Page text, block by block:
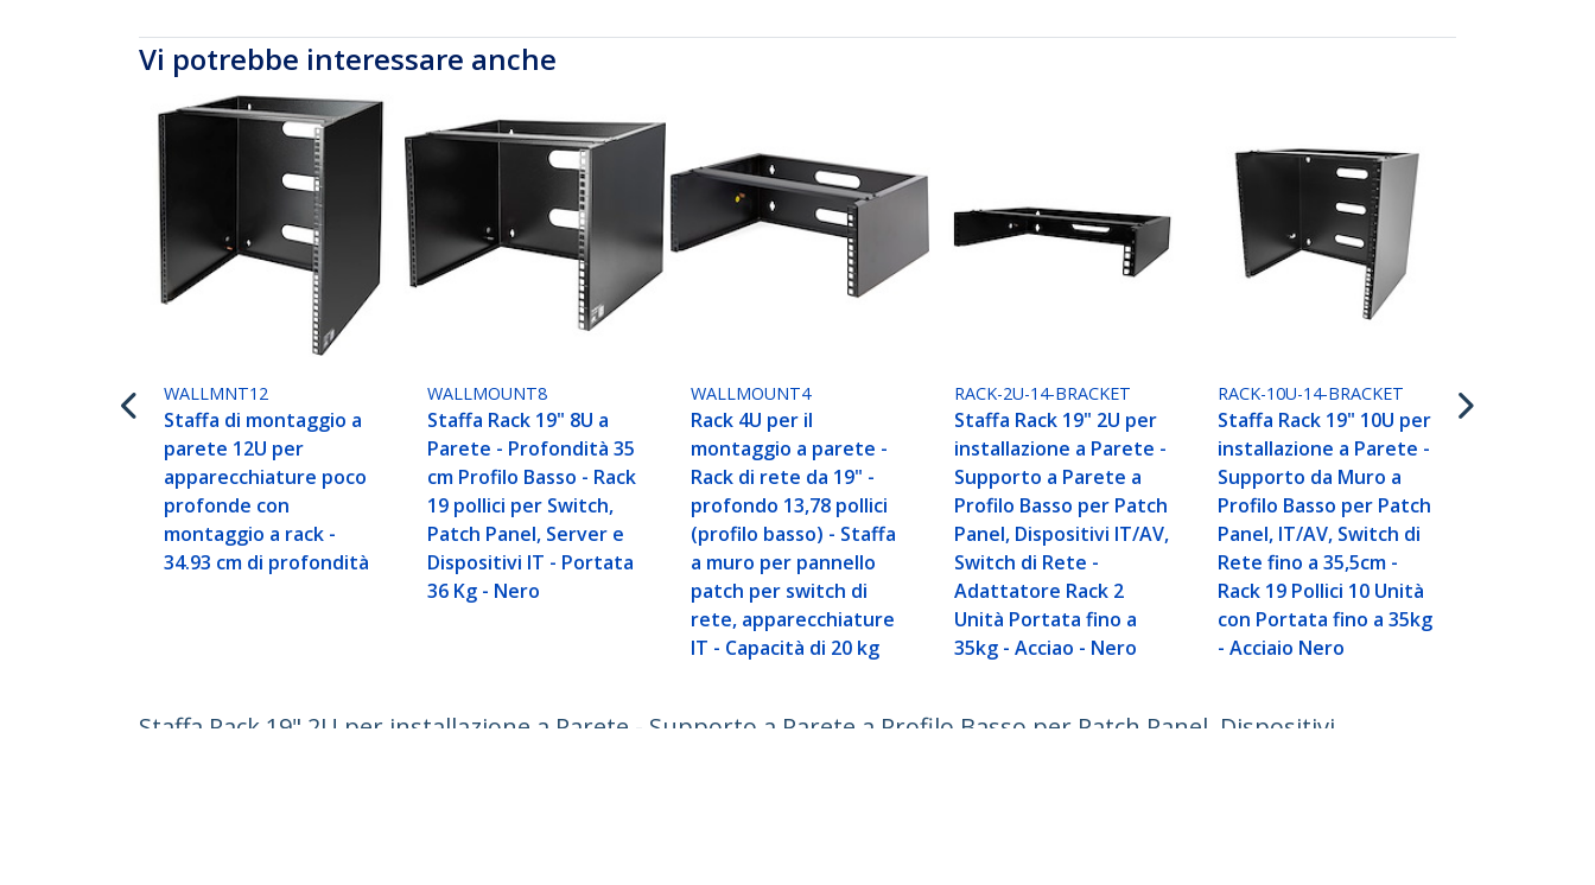
Vi potrebbe interessare anche
WALLMNT12
Staffa di montaggio a
parete 12U per
apparecchiature poco
profonde con
montaggio a rack -
34.93 cm di profondità
WALLMOUNT8
Staffa Rack 19" 8U a
Parete - Profondità 35
cm Profilo Basso - Rack
19 pollici per Switch,
Patch Panel, Server e
Dispositivi IT - Portata
36 Kg - Nero
WALLMOUNT4
Rack 4U per il
montaggio a parete -
Rack di rete da 19" -
profondo 13,78 pollici
(profilo basso) - Staffa
a muro per pannello
patch per switch di
rete, apparecchiature
IT - Capacità di 20 kg
RACK-2U-14-BRACKET
Staffa Rack 19" 2U per
installazione a Parete -
Supporto a Parete a
Profilo Basso per Patch
Panel, Dispositivi IT/AV,
Switch di Rete -
Adattatore Rack 2
Unità Portata fino a
35kg - Acciao - Nero
RACK-10U-14-BRACKET
Staffa Rack 19" 10U per
installazione a Parete -
Supporto da Muro a
Profilo Basso per Patch
Panel, IT/AV, Switch di
Rete fino a 35,5cm -
Rack 19 Pollici 10 Unità
con Portata fino a 35kg
- Acciaio Nero
Staffa Rack 19" 2U per installazione a Parete - Supporto a Parete a Profilo Basso per Patch Panel, Dispositivi